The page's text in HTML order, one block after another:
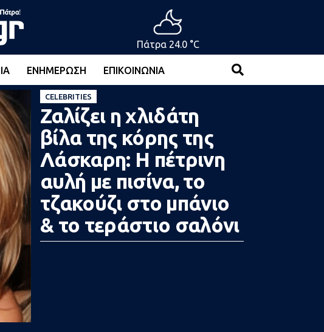
Πάτρα 24.0 °C
ΕΝΗΜΈΡΩΣΗ ΕΠΙΚΟΙΝΩΝΊΑ
CELEBRITIES
Ζαλίζει η χλιδάτη
βίλα της κόρης της
Λάσκαρη: Η πέτρινη
αυλή με πισίνα, το
τζακούζι στο μπάνιο
& το τεράστιο σαλόνι